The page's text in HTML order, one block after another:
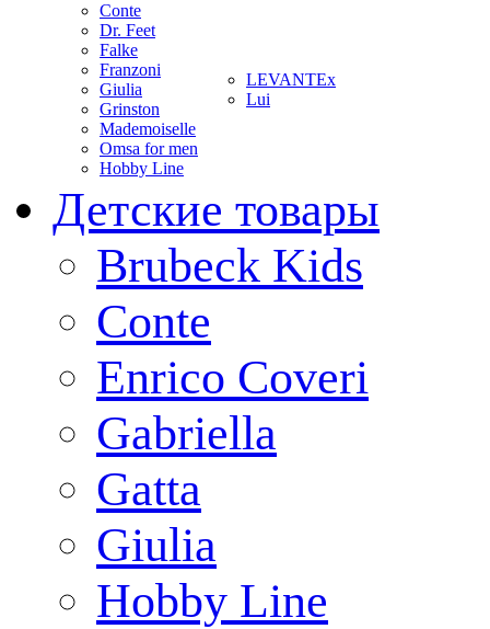
Conte
Dr. Feet
Falke
Franzoni
Giulia
Grinston
Mademoiselle
Omsa for men
Hobby Line
LEVANTEx
Lui
Детские товары
Brubeck Kids
Conte
Enrico Coveri
Gabriella
Gatta
Giulia
Hobby Line